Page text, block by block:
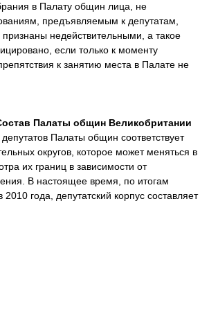
в Палату общин лица, не
предъявляемым к депутатам,
недействительными, а такое
если только к моменту
к занятию места в Палате не
Палаты общин Великобритании
Палаты общин соответствует
округов, которое может меняться в
их границ в зависимости от
В настоящее время, по итогам
года, депутатский корпус составляет